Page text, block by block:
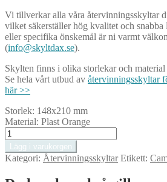
Vi tillverkar alla våra återvinningsskyltar
vilket säkerställer hög kvalitet och
eller specifika önskemål är ni varmt
(info@skyltdax.se).
Skylten finns i olika storlekar och
Se hela vårt utbud av återvinningsskyltar
här >>
Storlek: 148x210 mm
Material: Plast Orange
Småelektronik.
Återvinningsskylt.
148
x
Lägg i varukorgen
Kategori: Återvinningsskyltar Etikett: